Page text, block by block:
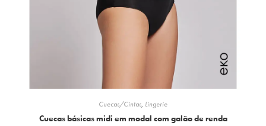
Cuecas/Cintas, Lingerie
Cuecas básicas midi em modal com galão de renda